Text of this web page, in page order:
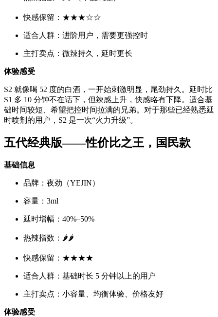
快感保留：★★★☆☆
适合人群：进阶用户，需要更强控时
主打卖点：微辣持久，延时更长
体验感受
S2 就像喝 52 度的白酒，一开始刺激明显，尾劲持久。延时比
S1 多 10 分钟不在话下，但辣感上升，快感略有下降。适合基
础时间较短、希望把控时间拉满的兄弟。对于那些已经熟悉延
时喷剂的用户，S2 是一次“火力升级”。
五代经典版——性价比之王，国民款
基础信息
品牌：夜劲（YEJIN）
容量：3ml
延时增幅：40%–50%
热辣指数：🌶️🌶️
快感保留：★★★★
适合人群：基础时长 5 分钟以上的用户
主打卖点：小容量、均衡体验、价格友好
体验感受